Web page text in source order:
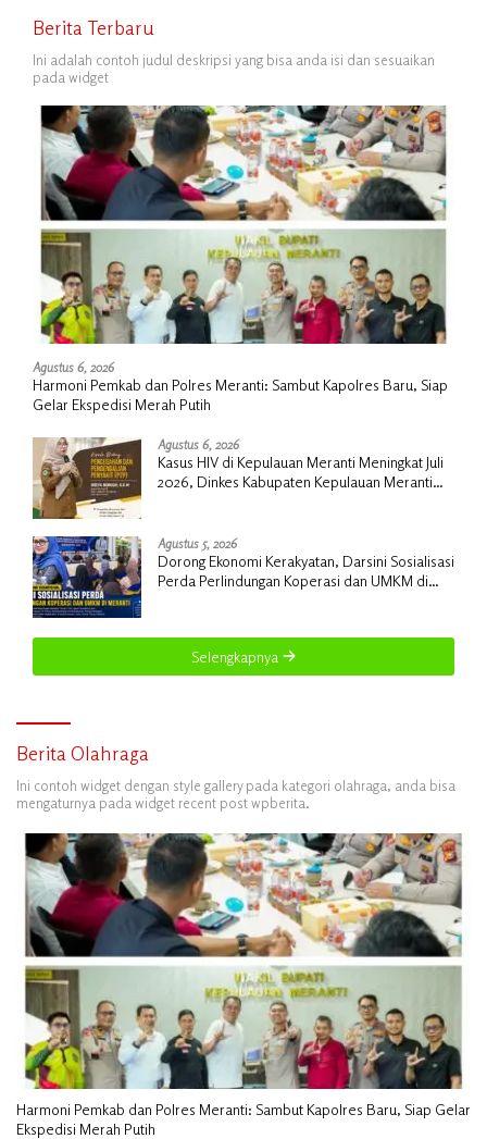
Berita Terbaru
Ini adalah contoh judul deskripsi yang bisa anda isi dan sesuaikan
pada widget
Agustus 6, 2026
Harmoni Pemkab dan Polres Meranti: Sambut Kapolres Baru, Siap
Gelar Ekspedisi Merah Putih
Agustus 6, 2026
Kasus HIV di Kepulauan Meranti Meningkat Juli
2026, Dinkes Kabupaten Kepulauan Meranti
Agustus 5, 2026
Dorong Ekonomi Kerakyatan, Darsini Sosialisasi
Perda Perlindungan Koperasi dan UMKM di
Selengkapnya
Berita Olahraga
Ini contoh widget dengan style gallery pada kategori olahraga, anda bisa
mengaturnya pada widget recent post wpberita.
Harmoni Pemkab dan Polres Meranti: Sambut Kapolres Baru, Siap Gelar
Ekspedisi Merah Putih